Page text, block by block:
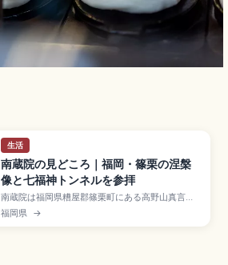
生活
南蔵院の見どころ｜福岡・篠栗の涅槃
像と七福神トンネルを参拝
南蔵院は福岡県糟屋郡篠栗町にある高野山真言宗
の別格本山で、篠栗四国八十八箇所霊場の総本
寺・第1番札所。最大の見どころは全長41m・高さ
福岡県 →